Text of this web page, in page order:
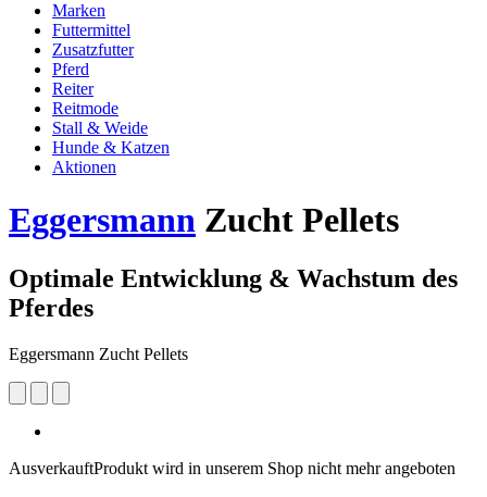
Marken
Futtermittel
Zusatzfutter
Pferd
Reiter
Reitmode
Stall & Weide
Hunde & Katzen
Aktionen
Eggersmann Zucht Pellets
Optimale Entwicklung & Wachstum des
Pferdes
Eggersmann Zucht Pellets
AusverkauftProdukt wird in unserem Shop nicht mehr angeboten